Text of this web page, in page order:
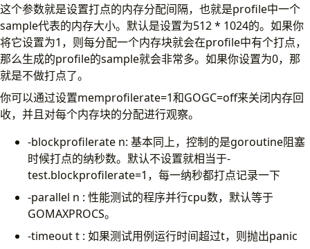
这个参数就是设置打点的内存分配间隔，也就是profile中一个
sample代表的内存大小。默认是设置为512 * 1024的。如果你
将它设置为1，则每分配一个内存块就会在profile中有个打点，
那么生成的profile的sample就会非常多。如果你设置为0，那
就是不做打点了。
你可以通过设置memprofilerate=1和GOGC=off来关闭内存回
收，并且对每个内存块的分配进行观察。
-blockprofilerate n: 基本同上，控制的是goroutine阻塞
时候打点的纳秒数。默认不设置就相当于-
test.blockprofilerate=1，每一纳秒都打点记录一下
-parallel n : 性能测试的程序并行cpu数，默认等于
GOMAXPROCS。
-timeout t : 如果测试用例运行时间超过t，则抛出panic